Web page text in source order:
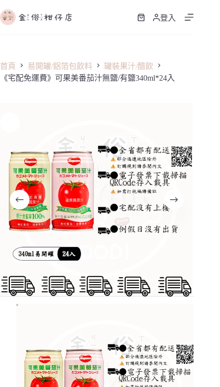
至
容
購
登入
首頁 易開罐/鋁箔包飲料
罐裝果汁/醋飲
《宅配免運費》可果美番茄汁無鹽/有鹽340ml*24入